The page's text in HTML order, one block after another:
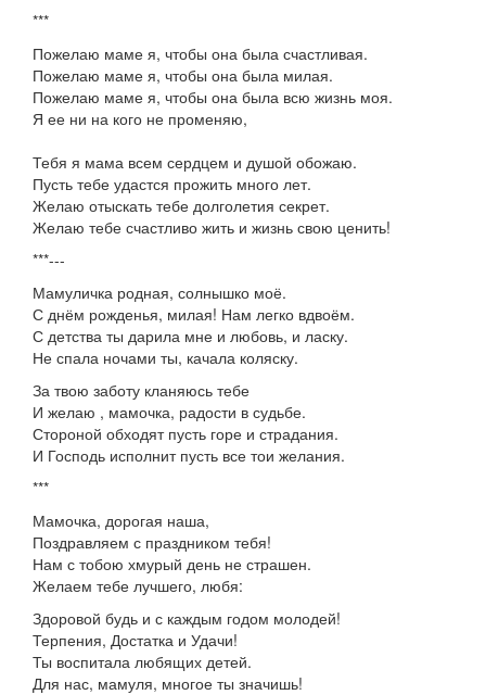
***
Пожелаю маме я, чтобы она была счастливая.
Пожелаю маме я, чтобы она была милая.
Пожелаю маме я, чтобы она была всю жизнь моя.
Я ее ни на кого не променяю,
Тебя я мама всем сердцем и душой обожаю.
Пусть тебе удастся прожить много лет.
Желаю отыскать тебе долголетия секрет.
Желаю тебе счастливо жить и жизнь свою ценить!
***---
Мамуличка родная, солнышко моё.
С днём рожденья, милая! Нам легко вдвоём.
С детства ты дарила мне и любовь, и ласку.
Не спала ночами ты, качала коляску.
За твою заботу кланяюсь тебе
И желаю , мамочка, радости в судьбе.
Стороной обходят пусть горе и страдания.
И Господь исполнит пусть все тои желания.
***
Мамочка, дорогая наша,
Поздравляем с праздником тебя!
Нам с тобою хмурый день не страшен.
Желаем тебе лучшего, любя:
Здоровой будь и с каждым годом молодей!
Терпения, Достатка и Удачи!
Ты воспитала любящих детей.
Для нас, мамуля, многое ты значишь!